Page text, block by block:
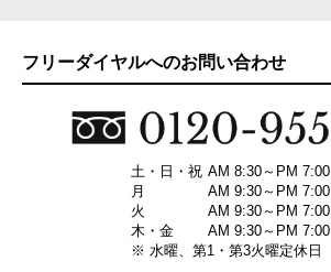
フリーダイヤルへのお問い合わせ
土・日・祝 AM 8:30～PM 7:00
月
AM 9:30～PM 7:00
火
AM 9:30～PM 7:00
木・金
AM 9:30～PM 7:00
※ 水曜、第1・第3火曜定休日